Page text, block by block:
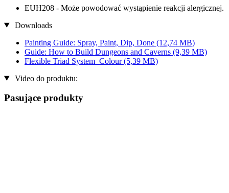
EUH208 - Może powodować wystąpienie reakcji alergicznej.
Downloads
Painting Guide: Spray, Paint, Dip, Done (12,74 MB)
Guide: How to Build Dungeons and Caverns (9,39 MB)
Flexible Triad System_Colour(5,39 MB)
Video do produktu:
Pasujące produkty